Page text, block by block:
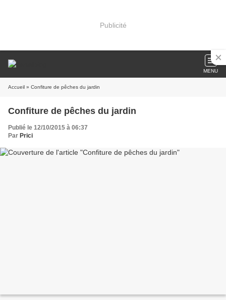
Publicité
MENU
Accueil » Confiture de pêches du jardin
Confiture de pêches du jardin
Publié le 12/10/2015 à 06:37
Par Prici